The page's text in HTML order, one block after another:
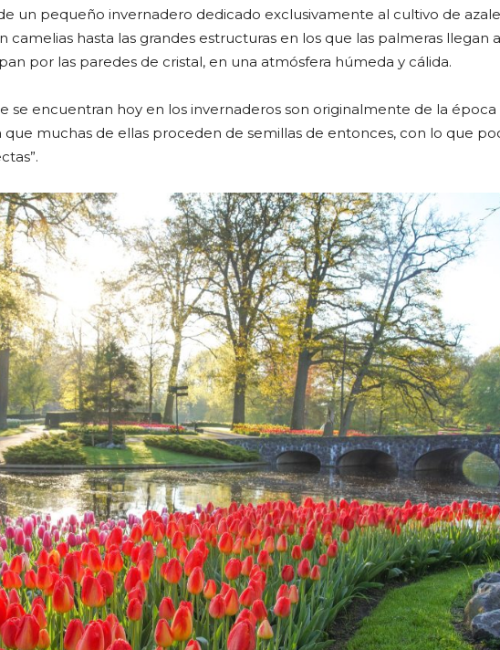
un pequeño invernadero dedicado exclusivamente al cultivo de
hasta las grandes estructuras en los que las palmeras llegan
por las paredes de cristal, en una atmósfera húmeda y cálida.
se encuentran hoy en los invernaderos son originalmente de la época
que muchas de ellas proceden de semillas de entonces, con lo que